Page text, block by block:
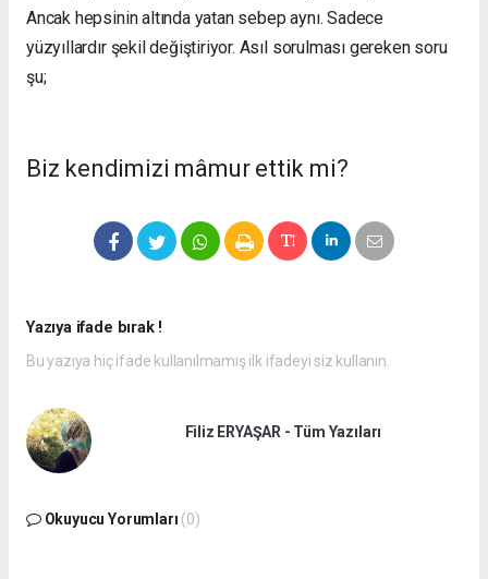
Ancak hepsinin altında yatan sebep aynı. Sadece
yüzyıllardır şekil değiştiriyor. Asıl sorulması gereken soru
şu;
Biz kendimizi mâmur ettik mi?
Yazıya ifade bırak !
Bu yazıya hiç ifade kullanılmamış ilk ifadeyi siz kullanın.
Filiz ERYAŞAR - Tüm Yazıları
Okuyucu Yorumları (0)